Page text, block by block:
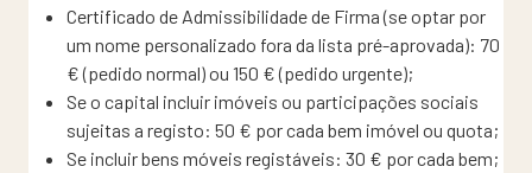
Certificado de Admissibilidade de Firma (se optar por
um nome personalizado fora da lista pré-aprovada): 70
€ (pedido normal) ou 150 € (pedido urgente);
Se o capital incluir imóveis ou participações sociais
sujeitas a registo: 50 € por cada bem imóvel ou quota;
Se incluir bens móveis registáveis: 30 € por cada bem;